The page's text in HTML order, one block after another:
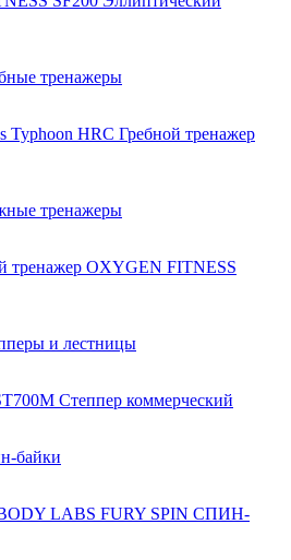
тренажеры
Typhoon HRC Гребной тренажер
тренажеры
тренажер OXYGEN FITNESS
и лестницы
Степпер коммерческий
байки
LABS FURY SPIN СПИН-